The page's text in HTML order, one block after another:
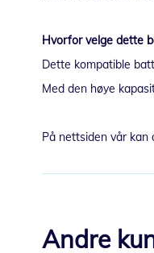
Hvorfor velge dette
Dette kompatible
Med den høye
På nettsiden vår kan
Andre